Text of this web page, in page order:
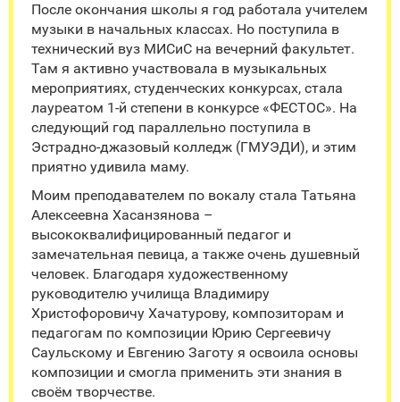
После окончания школы я год работала учителем
музыки в начальных классах. Но поступила в
технический вуз МИСиС на вечерний факультет.
Там я активно участвовала в музыкальных
мероприятиях, студенческих конкурсах, стала
лауреатом 1-й степени в конкурсе «ФЕСТОС». На
следующий год параллельно поступила в
Эстрадно-джазовый колледж (ГМУЭДИ), и этим
приятно удивила маму.
Моим преподавателем по вокалу стала Татьяна
Алексеевна Хасанзянова –
высококвалифицированный педагог и
замечательная певица, а также очень душевный
человек. Благодаря художественному
руководителю училища Владимиру
Христофоровичу Хачатурову, композиторам и
педагогам по композиции Юрию Сергеевичу
Саульскому и Евгению Заготу я освоила основы
композиции и смогла применить эти знания в
своём творчестве.